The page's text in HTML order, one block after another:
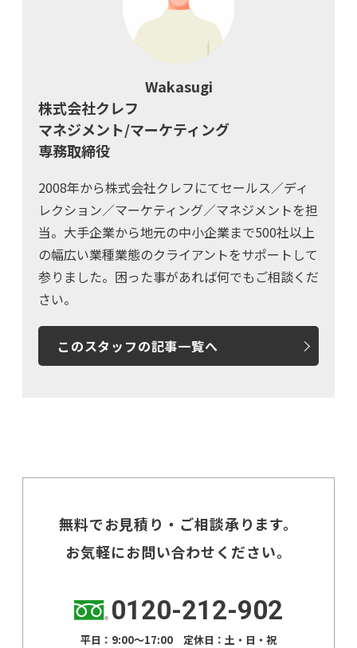
Wakasugi
株式会社クレフ
マネジメント/マーケティング
専務取締役
2008年から株式会社クレフにてセールス／ディ
レクション／マーケティング／マネジメントを担
当。大手企業から地元の中小企業まで500社以上
の幅広い業種業態のクライアントをサポートして
参りました。困った事があれば何でもご相談くだ
さい。
このスタッフの記事一覧へ
無料でお見積り・ご相談承ります。
お気軽にお問い合わせください。
0120-212-902
平日：9:00～17:00 定休日：土・日・祝